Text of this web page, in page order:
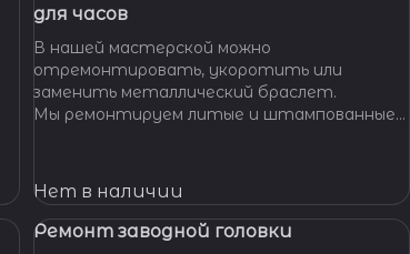
для часов
В нашей мастерской можно
отремонтировать, укоротить или
заменить металлический браслет.
Мы ремонтируем литые и штампованные
освежаем их внешний вид,
Нет в наличии
Ремонт заводной головки